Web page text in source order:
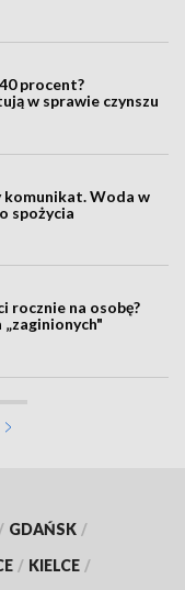
procent?
w sprawie czynszu
komunikat. Woda w
spożycia
rocznie na osobę?
/ GDAŃSK /
/ KIELCE /